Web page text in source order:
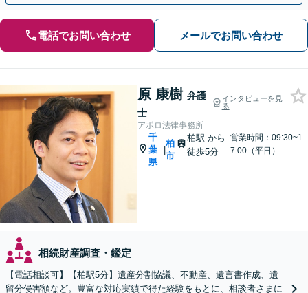
電話でお問い合わせ メールでお問い合わせ
原 康樹 弁護
士
インタビューを見
る
アポロ法律事務所
千
葉
県
|
柏
市
柏駅から
徒歩5分
営業時間：09:30~1
7:00（平日）
相続財産調査・鑑定
【電話相談可】【柏駅5分】遺産分割協議、不動産、遺言書作成、遺
留分侵害額など。豊富な対応実績で得た経験をもとに、相談者さまに